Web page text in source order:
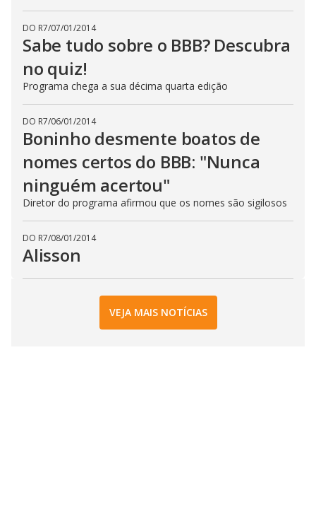
DO R7/07/01/2014
Sabe tudo sobre o BBB? Descubra
no quiz!
Programa chega a sua décima quarta edição
DO R7/06/01/2014
Boninho desmente boatos de
nomes certos do BBB: "Nunca
ninguém acertou"
Diretor do programa afirmou que os nomes são sigilosos
DO R7/08/01/2014
Alisson
VEJA MAIS NOTÍCIAS